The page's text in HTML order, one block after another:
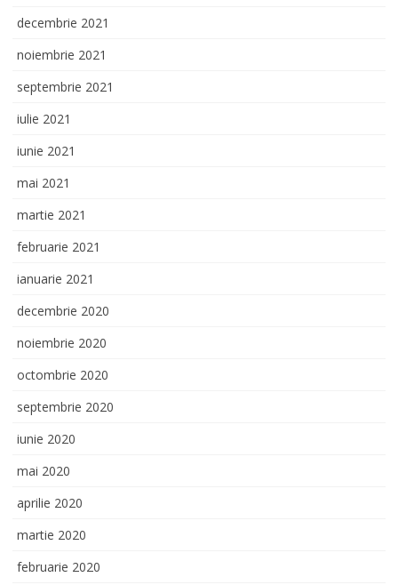
decembrie 2021
noiembrie 2021
septembrie 2021
iulie 2021
iunie 2021
mai 2021
martie 2021
februarie 2021
ianuarie 2021
decembrie 2020
noiembrie 2020
octombrie 2020
septembrie 2020
iunie 2020
mai 2020
aprilie 2020
martie 2020
februarie 2020